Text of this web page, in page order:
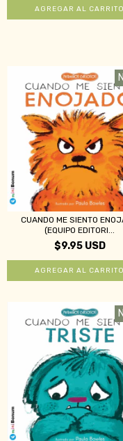
CUANDO ME SIENTO
(EQUIPO EDITORI...
$9.95 USD